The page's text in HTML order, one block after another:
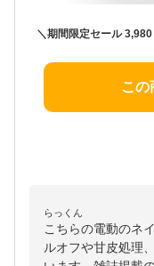
この
らっくん
こちらの電動のネ
ルオフや甘皮処理